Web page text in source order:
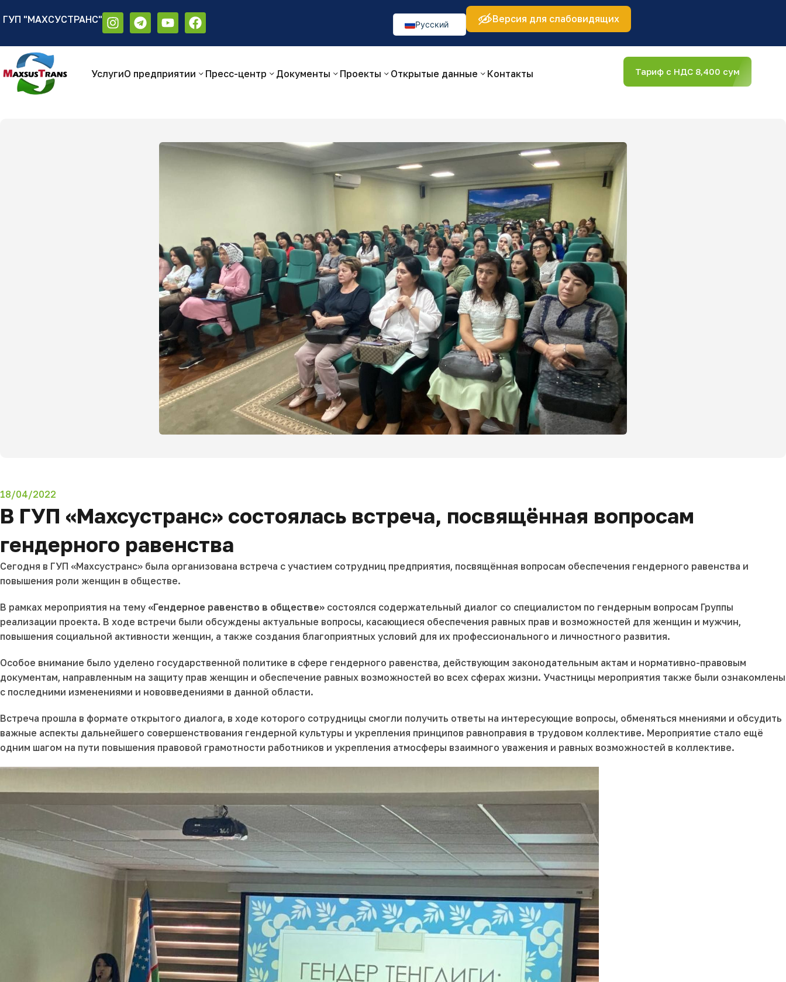
ГУП "МАХСУСТРАНС"
Размер шрифта: Аа Аа Цветовая схема: Изображения: 👁 🚫
Русский
O‘zbekcha
Версия для слабовидящих
УслугиО предприятии Пресс-центр Документы Проекты Открытые данные Контакты Тариф с НДС 8,400 сум
18/04/2022
В ГУП «Махсустранс» состоялась встреча, посвящённая вопросам
гендерного равенства
Сегодня в ГУП «Махсустранс» была организована встреча с участием сотрудниц предприятия, посвящённая вопросам обеспечения гендерного равенства и
повышения роли женщин в обществе.
В рамках мероприятия на тему «Гендерное равенство в обществе» состоялся содержательный диалог со специалистом по гендерным вопросам Группы
реализации проекта. В ходе встречи были обсуждены актуальные вопросы, касающиеся обеспечения равных прав и возможностей для женщин и мужчин,
повышения социальной активности женщин, а также создания благоприятных условий для их профессионального и личностного развития.
Особое внимание было уделено государственной политике в сфере гендерного равенства, действующим законодательным актам и нормативно-правовым
документам, направленным на защиту прав женщин и обеспечение равных возможностей во всех сферах жизни. Участницы мероприятия также были ознакомлены
с последними изменениями и нововведениями в данной области.
Встреча прошла в формате открытого диалога, в ходе которого сотрудницы смогли получить ответы на интересующие вопросы, обменяться мнениями и обсудить
важные аспекты дальнейшего совершенствования гендерной культуры и укрепления принципов равноправия в трудовом коллективе. Мероприятие стало ещё
одним шагом на пути повышения правовой грамотности работников и укрепления атмосферы взаимного уважения и равных возможностей в коллективе.